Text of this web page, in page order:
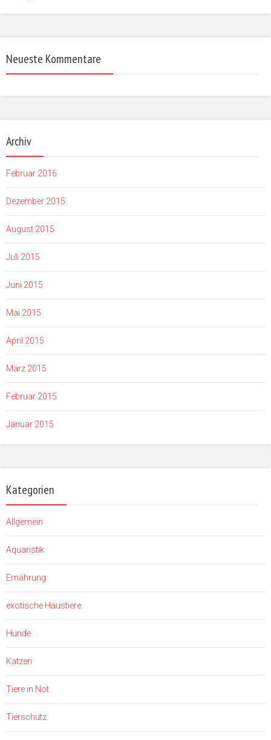
Neueste Kommentare
Archiv
Februar 2016
Dezember 2015
August 2015
Juli 2015
Juni 2015
Mai 2015
April 2015
März 2015
Februar 2015
Januar 2015
Kategorien
Allgemein
Aquaristik
Ernährung
exotische Haustiere
Hunde
Katzen
Tiere in Not
Tierschutz